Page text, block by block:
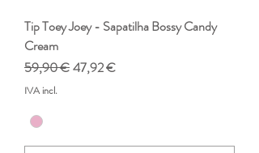
Tip Toey Joey - Sapatilha Bossy Candy
Cream
Preço normal
59,90 €Preço promocional
47,92 €
IVA incl.